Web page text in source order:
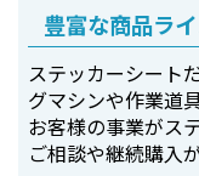
豊富な商品ラ
ステッカーシート
グマシンや作業道
お客様の事業がス
ご相談や継続購入